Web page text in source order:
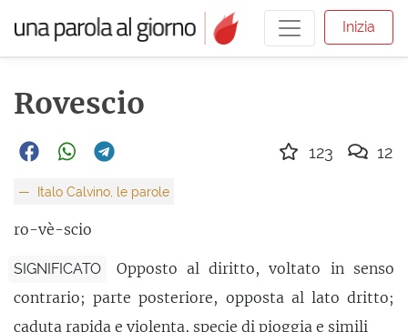
Inizia
Rovescio
Italo Calvino, le parole
ro-vè-scio
SIGNIFICATO
Opposto al diritto, voltato in senso
contrario; parte posteriore, opposta al lato dritto;
caduta rapida e violenta, specie di pioggia e simili
123 12